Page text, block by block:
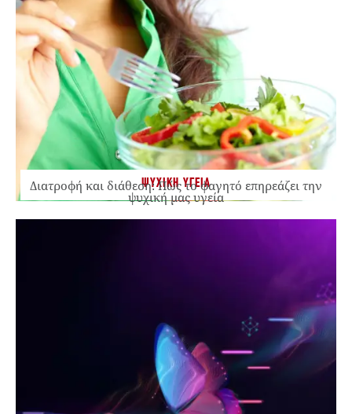
ΨΥΧΙΚΗ ΥΓΕΙΑ
Διατροφή και διάθεση: Πώς το φαγητό επηρεάζει την
ψυχική μας υγεία